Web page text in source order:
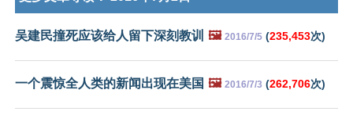
吴建民撞死应该给人留下深刻教训 🖼️ 2016/7/5 (235,453次)
一个震惊全人类的新闻出现在美国 🖼️ 2016/7/3 (262,706次)